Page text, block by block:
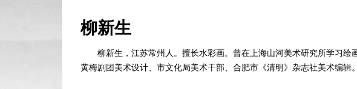
柳新生
柳新生，江苏常州人。擅长水彩画。曾在上海山河美术研究所学习
黄梅剧团美术设计、市文化局美术干部、合肥市《清明》杂志社美术编辑。